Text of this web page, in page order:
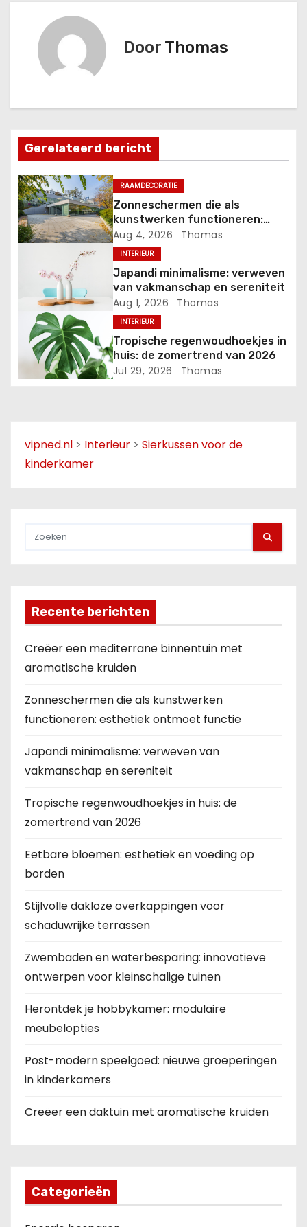
t
n
a
v
i
i
Door Thomas
Gerelateerd bericht
RAAMDECORATIE
Zonneschermen die als
kunstwerken functioneren:
esthetiek ontmoet functie
Aug 4, 2026 Thomas
INTERIEUR
Japandi minimalisme: verweven
van vakmanschap en sereniteit
Aug 1, 2026 Thomas
INTERIEUR
Tropische regenwoudhoekjes in
huis: de zomertrend van 2026
Jul 29, 2026 Thomas
vipned.nl > Interieur > Sierkussen voor de
kinderkamer
Recente berichten
Creëer een mediterrane binnentuin met
aromatische kruiden
Zonneschermen die als kunstwerken
functioneren: esthetiek ontmoet functie
Japandi minimalisme: verweven van
vakmanschap en sereniteit
Tropische regenwoudhoekjes in huis: de
zomertrend van 2026
Eetbare bloemen: esthetiek en voeding op
borden
Stijlvolle dakloze overkappingen voor
schaduwrijke terrassen
Zwembaden en waterbesparing: innovatieve
ontwerpen voor kleinschalige tuinen
Herontdek je hobbykamer: modulaire
meubelopties
Post-modern speelgoed: nieuwe groeperingen
in kinderkamers
Creëer een daktuin met aromatische kruiden
Categorieën